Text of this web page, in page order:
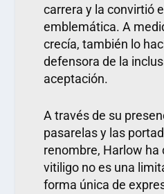
carrera y la convirtió
emblemática. A
crecía, también lo
defensora de la
aceptación.
A través de su
pasarelas y las
renombre, Harlow ha
vitiligo no es una
forma única de